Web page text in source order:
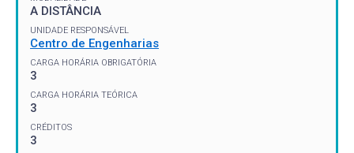
A DISTÂNCIA
UNIDADE RESPONSÁVEL
Centro de Engenharias
CARGA HORÁRIA OBRIGATÓRIA
3
CARGA HORÁRIA TEÓRICA
3
CRÉDITOS
3